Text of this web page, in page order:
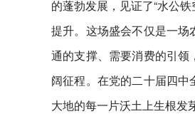
的蓬勃发展，见证了“水公
提升。这场盛会不仅是一
通的支撑、需要消费的引
阔征程。在党的二十届四
大地的每一片沃土上生根发